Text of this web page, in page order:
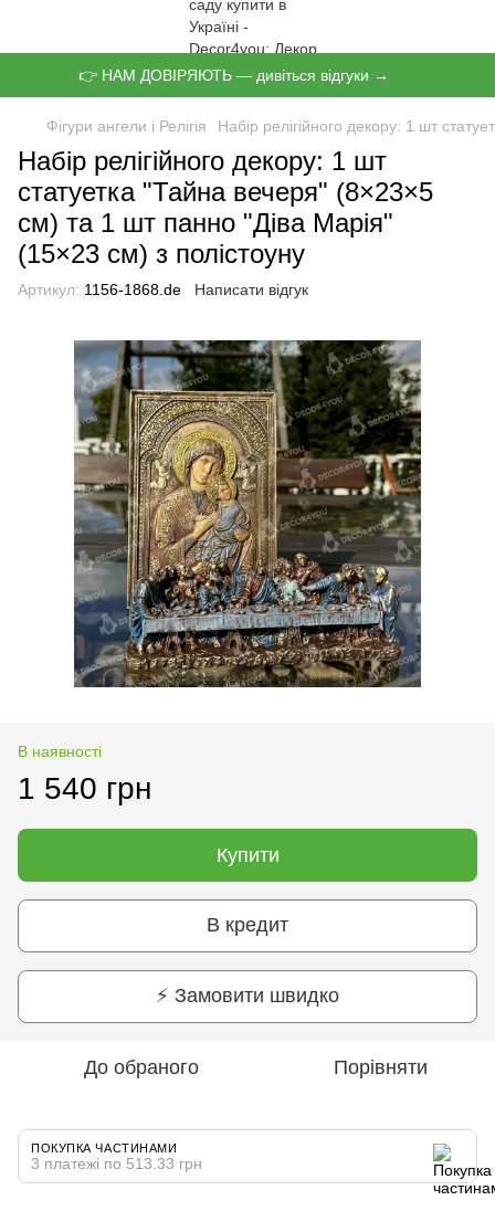
👉 НАМ ДОВІРЯЮТЬ — дивіться відгуки →
Фігури ангели і Релігія Набір релігійного декору: 1 шт
Набір релігійного декору: 1 шт
статуетка "Тайна вечеря" (8×23×5
см) та 1 шт панно "Діва Марія"
(15×23 см) з полістоуну
Артикул: 1156-1868.de Написати відгук
В наявності
1 540 грн
Купити
В кредит
⚡ Замовити швидко
До обраного Порівняти
ПОКУПКА ЧАСТИНАМИ
3 платежі по 513.33 грн